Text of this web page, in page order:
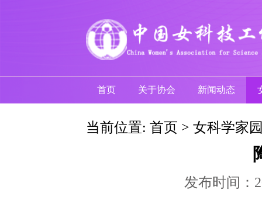
首页 关于协会 新闻动态
当前位置: 首页 > 女科学家
发布时间：